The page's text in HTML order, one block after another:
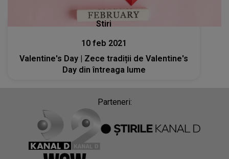
Stiri
10 feb 2021
Valentine's Day | Zece tradiții de Valentine's
Day din întreaga lume
Parteneri: